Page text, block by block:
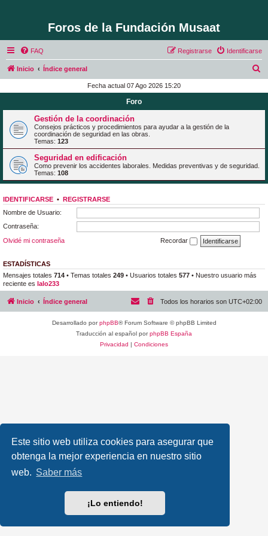
Este sitio web utiliza cookies para asegurar que
obtenga la mejor experiencia en nuestro sitio
web. Saber más
¡Lo entiendo!
Foros de la Fundación Musaat
FAQ Identificarse
Registrarse
Inicio Índice general
c
Fecha actual 07 Ago 2026 15:20
Foro
Gestión de la coordinación
Consejos prácticos y procedimientos para ayudar a la gestión de la
coordinación de seguridad en las obras.
Temas: 123
Seguridad en edificación
Como prevenir los accidentes laborales. Medidas preventivas y de seguridad.
Temas: 108
IDENTIFICARSE • REGISTRARSE
Nombre de Usuario:
Contraseña:
Olvidé mi contraseña
Recordar
ESTADÍSTICAS
Mensajes totales 714 • Temas totales 249 • Usuarios totales 577 • Nuestro usuario más
reciente es lalo233
Inicio Índice general Todos los horarios son UTC+02:00
Desarrollado porphpBB® Forum Software © phpBB Limited
Traducción al español porphpBB España
Privacidad | Condiciones